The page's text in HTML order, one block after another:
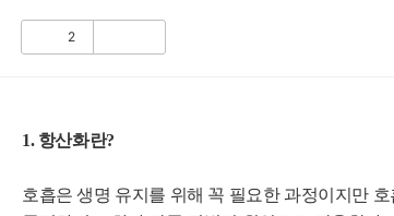
토
2
1. 항산화란?
호흡은 생명 유지를 위해 꼭 필요한 과정이지만